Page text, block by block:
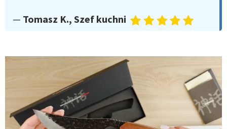
— Tomasz K., Szef kuchni